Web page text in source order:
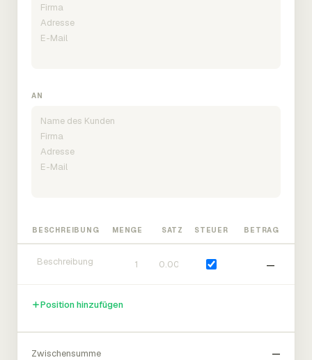
AN
BESCHREIBUNG MENGE SATZ STEUER BETRAG
—
Position hinzufügen
Zwischensumme
—